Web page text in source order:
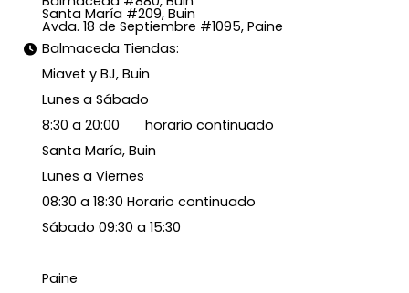
Santa María #209, Buin
Avda. 18 de Septiembre #1095, Paine
Balmaceda Tiendas:
Miavet y BJ, Buin
Lunes a Sábado
8:30 a 20:00 horario continuado
Santa María, Buin
Lunes a Viernes
08:30 a 18:30 Horario continuado
Sábado 09:30 a 15:30
Paine